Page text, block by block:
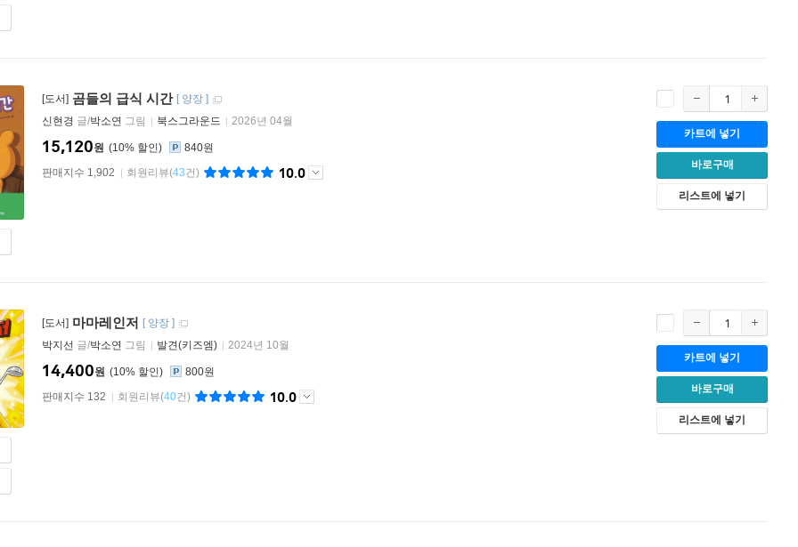
[도서] 곰들의 급식 시간 [ 양장 ]
신현경 글/박소연 그림 북스그라운드 2026년 04월
10%
15,120원
840원
판매지수 1,902
회원리뷰(43건) 10.0
카트에 넣기
바로구매
리스트에 넣기
[도서] 마마레인저 [ 양장 ]
박지선 글/박소연 그림 발견(키즈엠) 2024년 10월
10%
14,400원
800원
판매지수 132
회원리뷰(40건) 10.0
카트에 넣기
바로구매
리스트에 넣기